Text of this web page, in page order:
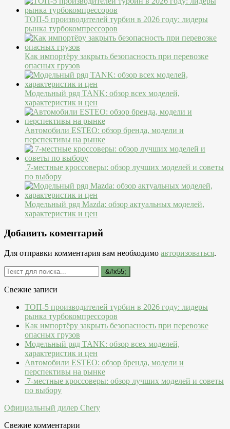
ТОП-5 производителей турбин в 2026 году: лидеры
рынка турбокомпрессоров
Как импортёру закрыть безопасность при перевозке
опасных грузов
Модельный ряд TANK: обзор всех моделей,
характеристик и цен
Автомобили ESTEO: обзор бренда, модели и
перспективы на рынке
7-местные кроссоверы: обзор лучших моделей и советы
по выбору
Модельный ряд Mazda: обзор актуальных моделей,
характеристик и цен
Добавить коментарий
Для отправки комментария вам необходимо авторизоваться.
Свежие записи
ТОП-5 производителей турбин в 2026 году: лидеры
рынка турбокомпрессоров
Как импортёру закрыть безопасность при перевозке
опасных грузов
Модельный ряд TANK: обзор всех моделей,
характеристик и цен
Автомобили ESTEO: обзор бренда, модели и
перспективы на рынке
7-местные кроссоверы: обзор лучших моделей и советы
по выбору
Официальный дилер Chery
Свежие комментарии